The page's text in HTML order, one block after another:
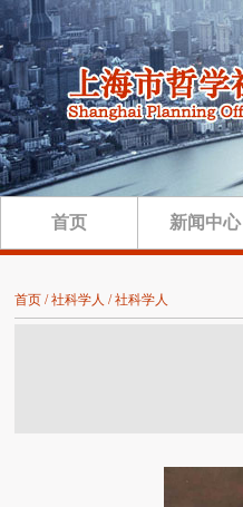
首页 新闻中心
首页 / 社科学人 / 社科学人